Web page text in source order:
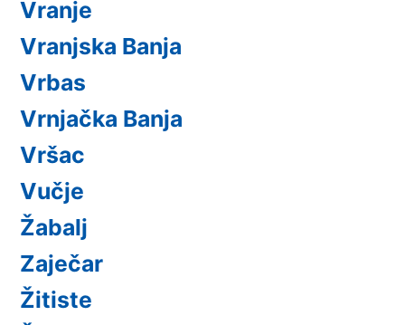
Vranje
Vranjska Banja
Vrbas
Vrnjačka Banja
Vršac
Vučje
Žabalj
Zaječar
Žitiste